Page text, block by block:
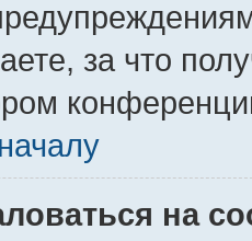
за что
на